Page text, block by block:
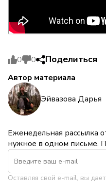
0 0 Поделиться
Автор материала
Эйвазова Дарья
Еженедельная рассылка
нужное в одном письме.
Оставляя свой e-mail, вы